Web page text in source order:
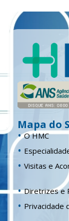
Mapa do
O HMC
Visitas e
Diretrizes e
Privacidade